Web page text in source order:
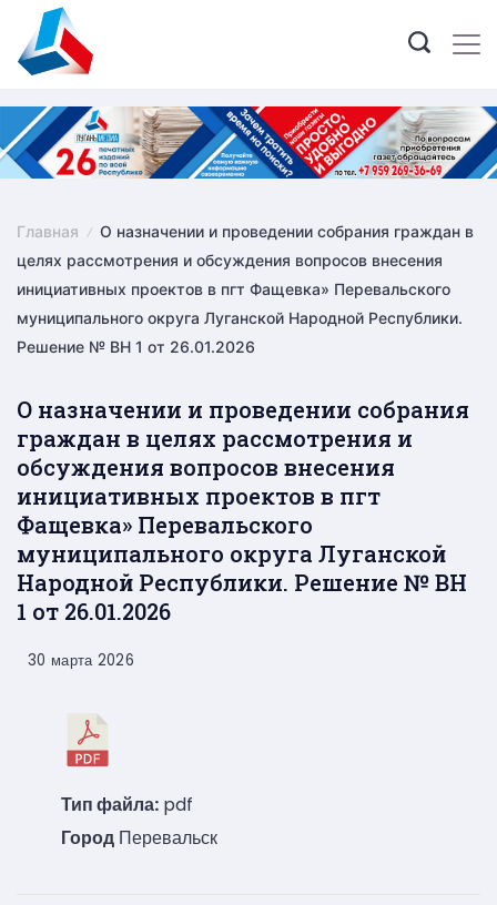
content
Главная
О назначении и проведении собрания граждан в
целях рассмотрения и обсуждения вопросов внесения
инициативных проектов в пгт Фащевка» Перевальского
муниципального округа Луганской Народной Республики.
Решение № ВН 1 от 26.01.2026
О назначении и проведении собрания
граждан в целях рассмотрения и
обсуждения вопросов внесения
инициативных проектов в пгт
Фащевка» Перевальского
муниципального округа Луганской
Народной Республики. Решение № ВН
1 от 26.01.2026
30 марта 2026
Тип файла: pdf
Город Перевальск